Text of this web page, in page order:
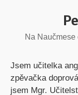
Na Naučmese
Jsem učitelka
zpěvačka
jsem Mgr.